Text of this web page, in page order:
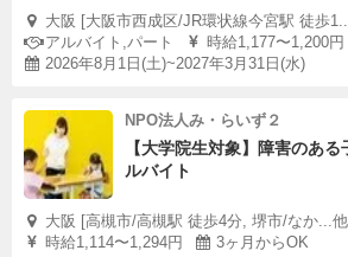
大阪 [大阪市西成区/JR環状線今宮駅 徒歩
アルバイト,パート
時給1,177〜1,200円
2026年8月1日(土)~2027年3月31日(水)
NPO法人み・らいず２
【大学院生対象】障害のあ
ルバイト
大阪 [高槻市/高槻駅 徒歩4分, 堺市/なか...
時給1,114〜1,294円
3ヶ月からOK